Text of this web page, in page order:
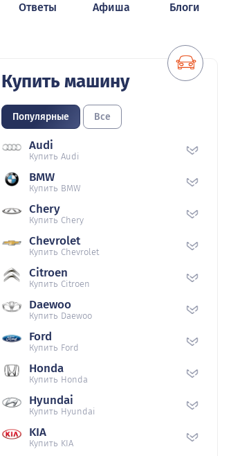
Ответы Афиша Блоги
Купить машину
Популярные Все
Audi
Купить Audi
BMW
Купить BMW
Chery
Купить Chery
Chevrolet
Купить Chevrolet
Citroen
Купить Citroen
Daewoo
Купить Daewoo
Ford
Купить Ford
Honda
Купить Honda
Hyundai
Купить Hyundai
KIA
Купить KIA